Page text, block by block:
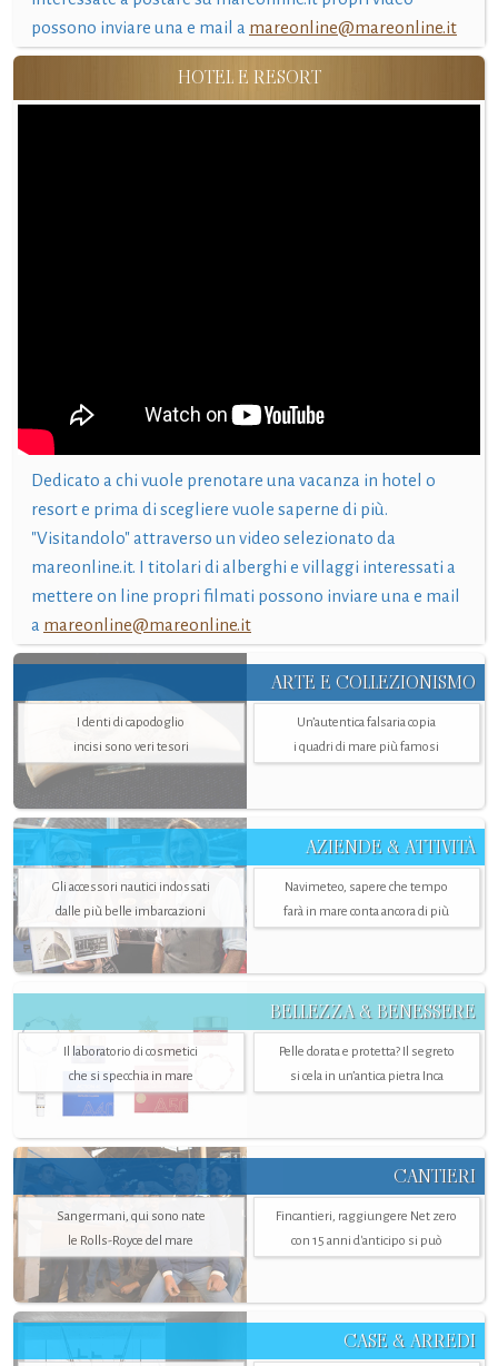
possono inviare una e mail a mareonline@mareonline.it
HOTEL E RESORT
Dedicato a chi vuole prenotare una vacanza in hotel o
resort e prima di scegliere vuole saperne di più.
"Visitandolo" attraverso un video selezionato da
mareonline.it. I titolari di alberghi e villaggi interessati a
mettere on line propri filmati possono inviare una e mail
a mareonline@mareonline.it
ARTE E COLLEZIONISMO
I denti di capodoglio
incisi sono veri tesori
Un’autentica falsaria copia
i quadri di mare più famosi
AZIENDE & ATTIVITÀ
Gli accessori nautici indossati
dalle più belle imbarcazioni
Navimeteo, sapere che tempo
farà in mare conta ancora di più
BELLEZZA & BENESSERE
Il laboratorio di cosmetici
che si specchia in mare
Pelle dorata e protetta? Il segreto
si cela in un’antica pietra Inca
CANTIERI
Sangermani, qui sono nate
le Rolls-Royce del mare
Fincantieri, raggiungere Net zero
con 15 anni d'anticipo si può
CASE & ARREDI